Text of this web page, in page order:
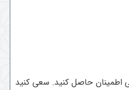
اطمینان حاصل کنید. سعی کنید